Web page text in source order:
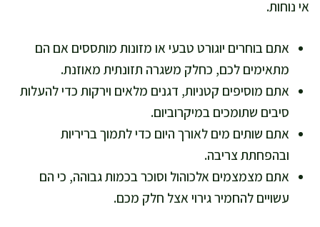
אי נוחות.
אתם בוחרים יוגורט טבעי או מזונות מותססים אם הם
מתאימים לכם, כחלק משגרה תזונתית מאוזנת.
אתם מוסיפים קטניות, דגנים מלאים וירקות כדי להעלות
סיבים שתומכים במיקרוביום.
אתם שותים מים לאורך היום כדי לתמוך בריריות
ובהפחתת צריבה.
אתם מצמצמים אלכוהול וסוכר בכמות גבוהה, כי הם
עשויים להחמיר גירוי אצל חלק מכם.